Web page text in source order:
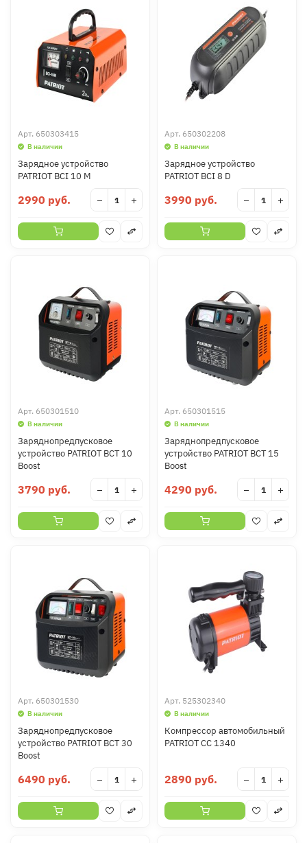
Арт. 650303415
В наличии
Зарядное устройство
PATRIOT BCI 10 M
2990 руб. − +
Арт. 650302208
В наличии
Зарядное устройство
PATRIOT BCI 8 D
3990 руб. − +
Арт. 650301510
В наличии
Заряднопредпусковое
устройство PATRIOT BCT 10
Boost
3790 руб. − +
Арт. 650301515
В наличии
Заряднопредпусковое
устройство PATRIOT BCT 15
Boost
4290 руб. − +
Арт. 650301530
В наличии
Заряднопредпусковое
устройство PATRIOT BCT 30
Boost
6490 руб. − +
Арт. 525302340
В наличии
Компрессор автомобильный
PATRIOT CC 1340
2890 руб. − +